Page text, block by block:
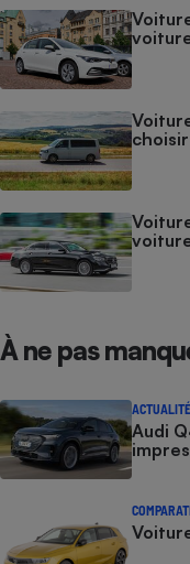
À ne pas
ACTUALITÉ
Audi